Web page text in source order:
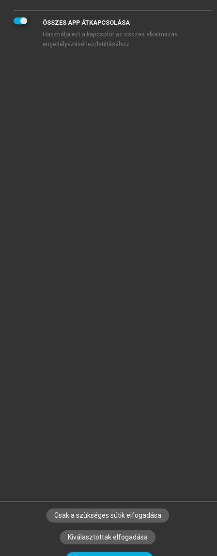
SZERZŐKNEK CÉGEKNEK KÖNYVTÁROSOKNAK
SZERKESZTÉSI ÉS LEKTORÁLÁSI ALAPELVEK
ÖSSZES APP ÁTKAPCSOLÁSA
Használja ezt a kapcsolót az összes alkalmazás
engedélyezéséhez/letiltásához.
Csak a szükséges sütik elfogadása
Kiválasztottak elfogadása